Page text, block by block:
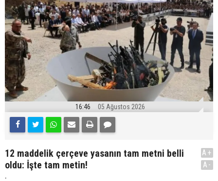
16:46 05 Ağustos 2026
12 maddelik çerçeve yasanın tam metni belli
oldu: İşte tam metin!
.
A+
A-